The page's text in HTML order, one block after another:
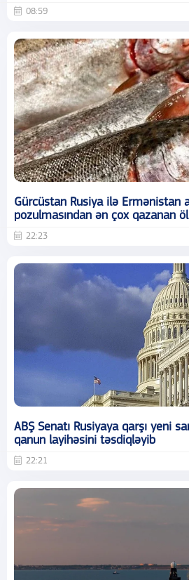
08:59
Gürcüstan Rusiya ilə Ermənistan
pozulmasından ən çox qazanan
22:23
ABŞ Senatı Rusiyaya qarşı yeni
qanun layihəsini təsdiqləyib
22:21